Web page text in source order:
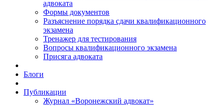
адвоката
Формы документов
Разъяснение порядка сдачи квалификационного
экзамена
Тренажер для тестирования
Вопросы квалификационного экзамена
Присяга адвоката
Блоги
Публикации
Журнал «Воронежский адвокат»